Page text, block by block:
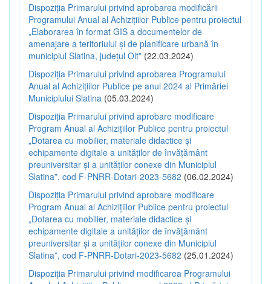
Dispoziția Primarului privind aprobarea modificării
Programului Anual al Achizițiilor Publice pentru proiectul
„Elaborarea în format GIS a documentelor de
amenajare a teritoriului și de planificare urbană în
municipiul Slatina, județul Olt” (22.03.2024)
Dispoziția Primarului privind aprobarea Programului
Anual al Achizițiilor Publice pe anul 2024 al Primăriei
Municipiului Slatina (05.03.2024)
Dispoziția Primarului privind aprobare modificare
Program Anual al Achizițiilor Publice pentru proiectul
„Dotarea cu mobilier, materiale didactice și
echipamente digitale a unităților de învățământ
preuniversitar și a unităților conexe din Municipiul
Slatina”, cod F-PNRR-Dotari-2023-5682 (06.02.2024)
Dispoziția Primarului privind aprobare modificare
Program Anual al Achizițiilor Publice pentru proiectul
„Dotarea cu mobilier, materiale didactice și
echipamente digitale a unităților de învățământ
preuniversitar și a unităților conexe din Municipiul
Slatina”, cod F-PNRR-Dotari-2023-5682 (25.01.2024)
Dispoziția Primarului privind modificarea Programului